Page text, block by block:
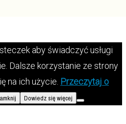
aby świadczyć usługi
Dalsze korzystanie ze strony
na ich użycie. Przeczytaj o
Dowiedz się więcej